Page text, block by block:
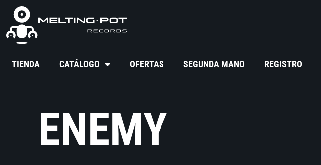
TIENDA CATÁLOGO OFERTAS SEGUNDA MANO REGISTRO
ENEMY